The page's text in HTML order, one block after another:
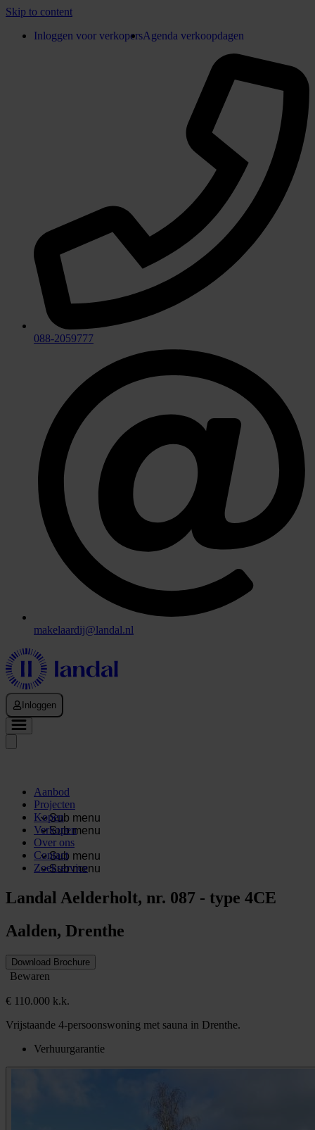
Skip to content
Inloggen voor verkopersAgenda verkoopdagen
088-2059777
makelaardij@landal.nl
Inloggen
Aanbod
Projecten
Sub menu
Kopen
Sub menu
Verkopen
Over ons
Sub menu
Contact
Sub menu
Zoekservice
Landal Aelderholt, nr. 087 - type 4CE
Aalden, Drenthe
Download Brochure
Bewaren
€ 110.000 k.k.
Vrijstaande 4-persoonswoning met sauna in Drenthe.
Verhuurgarantie